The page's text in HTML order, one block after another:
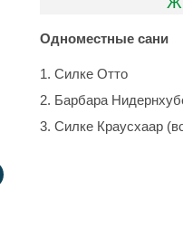
Одноместные сани
Силке Отто
Барбара
Силке Краусхаар